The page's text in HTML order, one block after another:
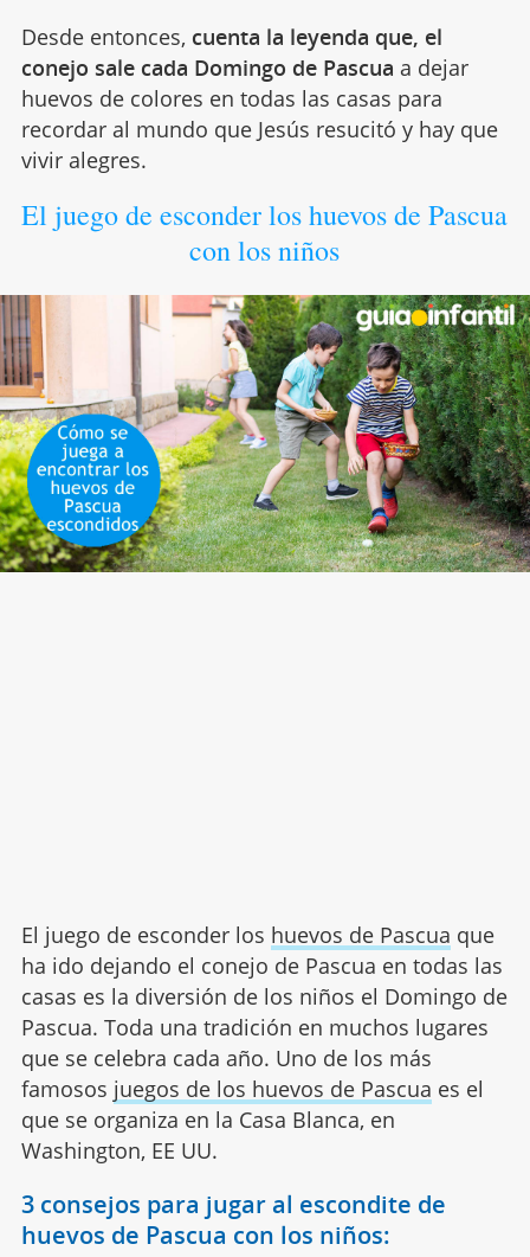
Desde entonces, cuenta la leyenda que, el
conejo sale cada Domingo de Pascua a dejar
huevos de colores en todas las casas para
recordar al mundo que Jesús resucitó y hay que
vivir alegres.
El juego de esconder los huevos de Pascua
con los niños
El juego de esconder los huevos de Pascua que
ha ido dejando el conejo de Pascua en todas las
casas es la diversión de los niños el Domingo de
Pascua. Toda una tradición en muchos lugares
que se celebra cada año. Uno de los más
famosos juegos de los huevos de Pascua es el
que se organiza en la Casa Blanca, en
Washington, EE UU.
3 consejos para jugar al escondite de
huevos de Pascua con los niños: